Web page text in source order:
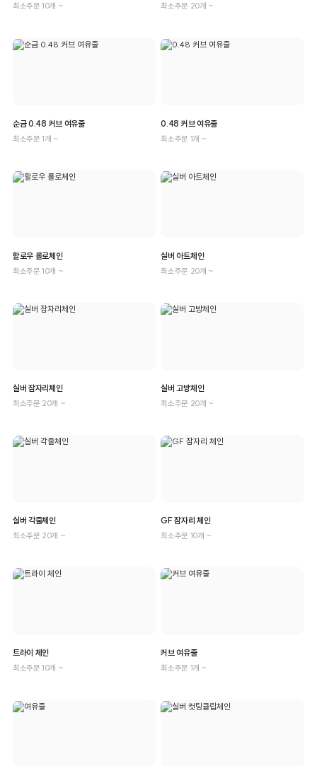
최소주문 10개 ~ 최소주문 20개 ~
순금 0.48 커브 여유줄
최소주문 1개 ~
0.48 커브 여유줄
최소주문 1개 ~
할로우 롤로체인
최소주문 10개 ~
실버 아트체인
최소주문 20개 ~
실버 잠자리체인
최소주문 20개 ~
실버 고방체인
최소주문 20개 ~
실버 각줄체인
최소주문 20개 ~
GF 잠자리 체인
최소주문 10개 ~
트라이 체인
최소주문 10개 ~
커브 여유줄
최소주문 1개 ~